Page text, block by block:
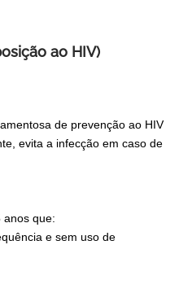
ao HIV)
de prevenção ao HIV
evita a infecção em caso de
anos que:
e sem uso de